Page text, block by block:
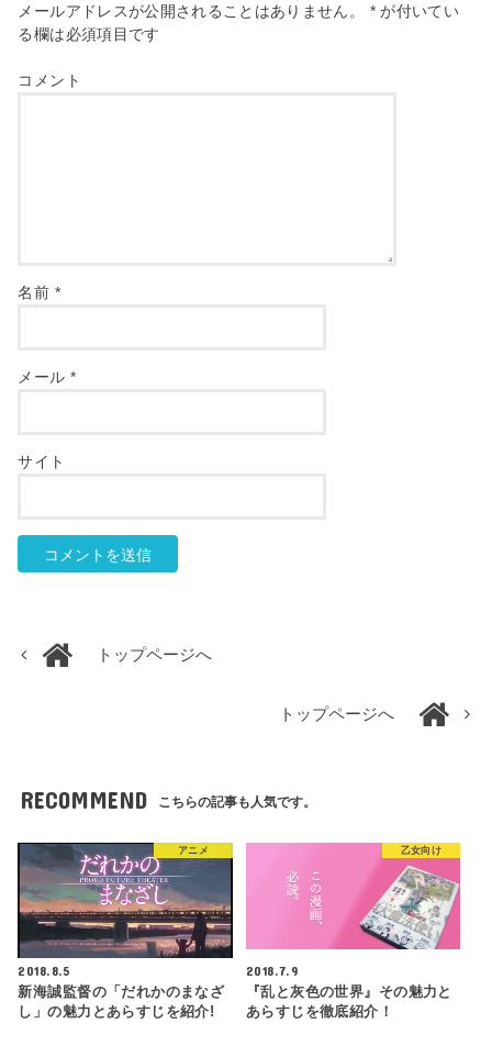
メールアドレスが公開されることはありません。 *が付いてい
る欄は必須項目です
コメント
名前 *
メール *
サイト
トップページへ
トップページへ
RECOMMEND こちらの記事も人気です。
アニメ
2018.8.5
新海誠監督の「だれかのまなざ
し」の魅力とあらすじを紹介!
乙女向け
2018.7.9
『乱と灰色の世界』その魅力と
あらすじを徹底紹介！